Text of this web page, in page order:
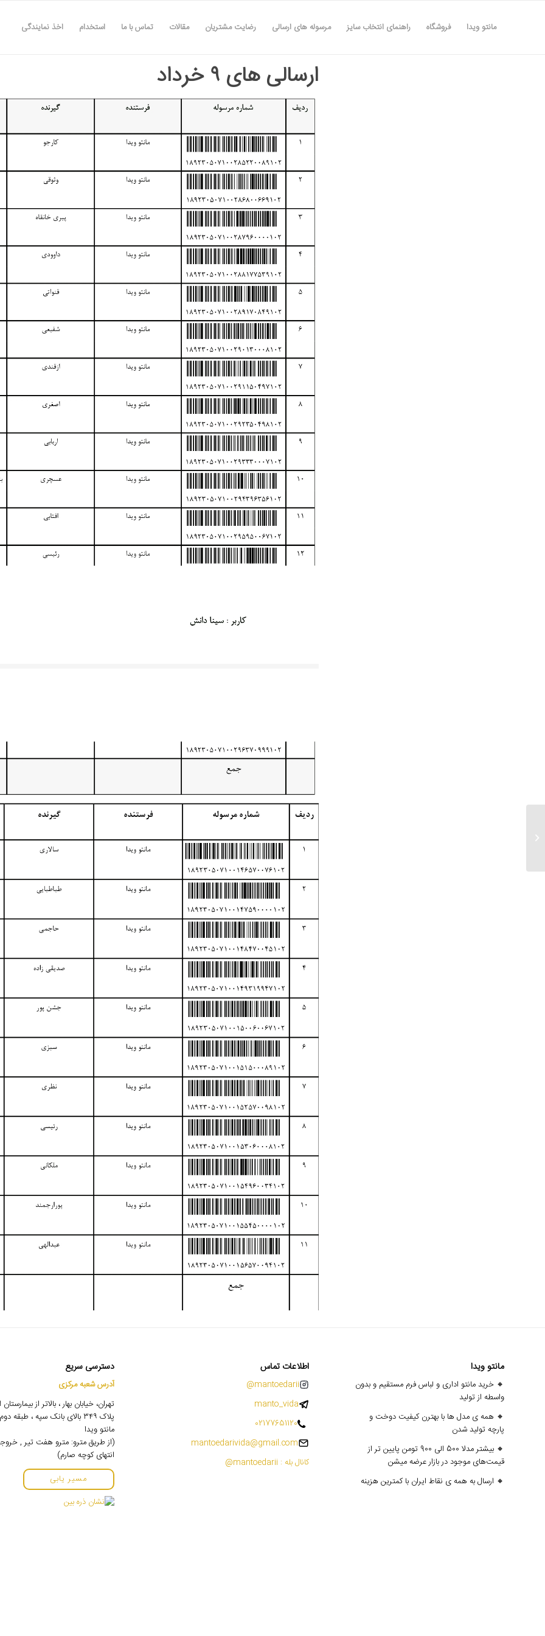
مانتو ویدا فروشگاه راهنمای انتخاب سایز مرسوله های ارسالی رضایت مشتریان مقالات تماس با ما استخدام اخذ نمایندگی
ارسالی های ۹ خرداد
مانتو ویدا
🔸 خرید مانتو اداری و لباس فرم مستقیم و بدون
واسطه از تولید
🔸 همه ی مدل ها با بهترن کیفیت دوخت و
پارچه تولید شدن
🔸 بیشتر مدلا 500 الی 900 تومن پایین تر از
قیمت‌های موجود در بازار عرضه میشن
🔸 ارسال به همه ی نقاط ایران با کمترین هزینه
اطلاعات تماس
mantoedarii@
manto_vida
02177651120
mantoedarivida@gmail.com
کانال بله : mantoedarii@
دسترسی سریع
آدرس شعبه مرکزی
تهران، خیابان بهار ، بالاتر از
پلاک ۳۴۹ بالای بانک سپه ،
مانتو ویدا
(از طریق مترو: مترو هفت تیر ,
انتهای کوچه صارم)
مسیر یابی